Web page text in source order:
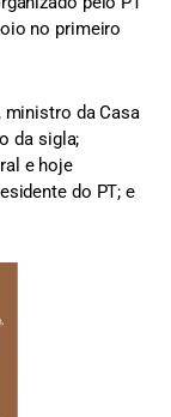
no primeiro
ministro da Casa
da sigla;
e hoje
do PT; e